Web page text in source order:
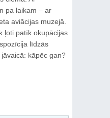
pa laikam ‒ ar
aviācijas muzejā.
ļoti patīk okupācijas
līdzās
kāpēc gan?